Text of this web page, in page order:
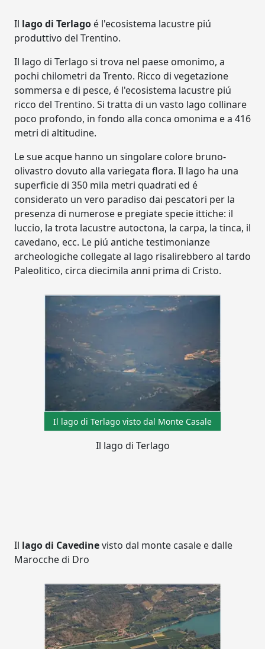
Il lago di Terlago é l'ecosistema lacustre piú
produttivo del Trentino.
Il lago di Terlago si trova nel paese omonimo, a
pochi chilometri da Trento. Ricco di vegetazione
sommersa e di pesce, é l'ecosistema lacustre piú
ricco del Trentino. Si tratta di un vasto lago collinare
poco profondo, in fondo alla conca omonima e a 416
metri di altitudine.
Le sue acque hanno un singolare colore bruno-
olivastro dovuto alla variegata flora. Il lago ha una
superficie di 350 mila metri quadrati ed é
considerato un vero paradiso dai pescatori per la
presenza di numerose e pregiate specie ittiche: il
luccio, la trota lacustre autoctona, la carpa, la tinca, il
cavedano, ecc. Le piú antiche testimonianze
archeologiche collegate al lago risalirebbero al tardo
Paleolitico, circa diecimila anni prima di Cristo.
Il lago di Terlago visto dal Monte Casale
Il lago di Terlago
Il lago di Cavedinevisto dal monte casale e dalle
Marocche di Dro